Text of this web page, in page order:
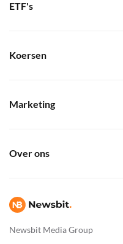
Newsbit Media Group
ETF's
Koersen
Marketing
Over ons